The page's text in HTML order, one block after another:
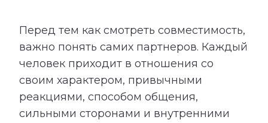
Перед тем как смотреть совместимость,
важно понять самих партнеров. Каждый
человек приходит в отношения со
своим характером, привычными
реакциями, способом общения,
сильными сторонами и внутренними